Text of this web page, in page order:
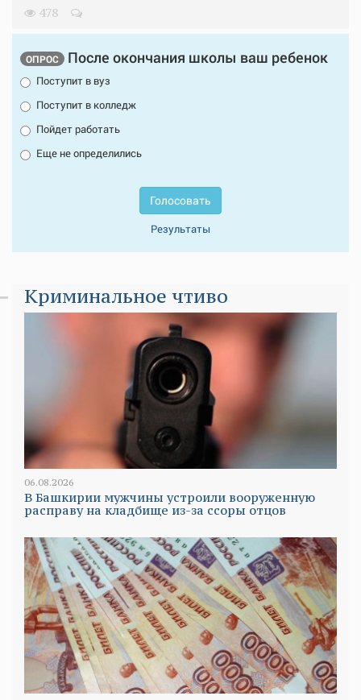
478
ОПРОС После окончания школы ваш ребенок
Поступит в вуз
Поступит в колледж
Пойдет работать
Еще не определились
Голосовать
Результаты
Криминальное чтиво
06.08.2026
В Башкирии мужчины устроили вооруженную
расправу на кладбище из-за ссоры отцов